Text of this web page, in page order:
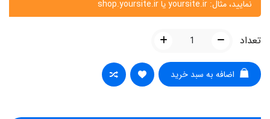
نمایید، مثال: yoursite.ir یا shop.yoursite.ir
تعداد
اضافه به سبد خرید